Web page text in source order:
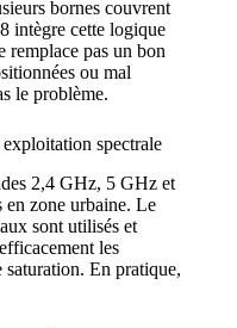
bornes couvrent
intègre cette logique
remplace pas un bon
ou mal
le problème.
spectrale
2,4 GHz, 5 GHz et
en zone urbaine. Le
sont utilisés et
les
saturation. En pratique,